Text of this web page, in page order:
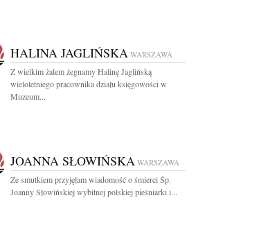
HALINA JAGLIŃSKA WARSZAWA
Z wielkim żalem żegnamy Halinę Jaglińską
wieloletniego pracownika działu księgowości w
Muzeum...
JOANNA SŁOWIŃSKA WARSZAWA
Ze smutkiem przyjęłam wiadomość o śmierci Śp.
Joanny Słowińskiej wybitnej polskiej pieśniarki i...